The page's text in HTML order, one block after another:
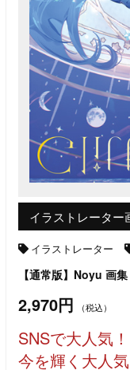
イラストレーター
イラストレーター
【通常版】Noyu 画
2,970円 （税込）
SNSで大人気！
今を輝く大人